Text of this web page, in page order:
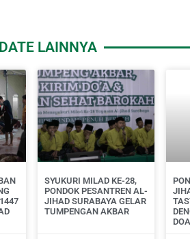
LAINNYA
SYUKURI MILAD KE-28,
PONDOK PESANTREN AL-
JIHAD SURABAYA GELAR
TUMPENGAN AKBAR